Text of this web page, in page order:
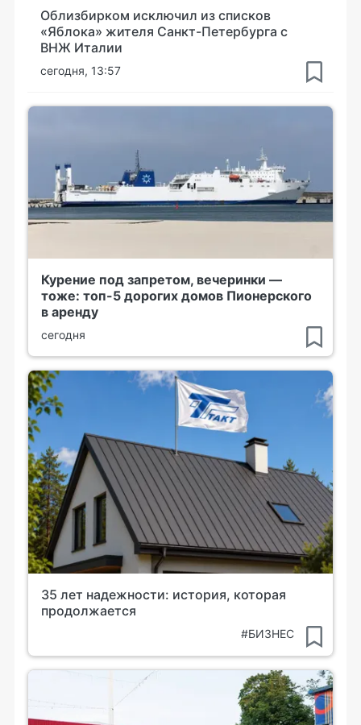
Облизбирком исключил из списков
«Яблока» жителя Санкт-Петербурга с
ВНЖ Италии
сегодня, 13:57
Курение под запретом, вечеринки —
тоже: топ-5 дорогих домов Пионерского
в аренду
сегодня
35 лет надежности: история, которая
продолжается
#БИЗНЕС